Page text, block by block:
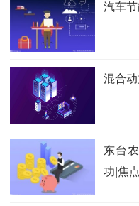
汽车
混合
东台
功|焦